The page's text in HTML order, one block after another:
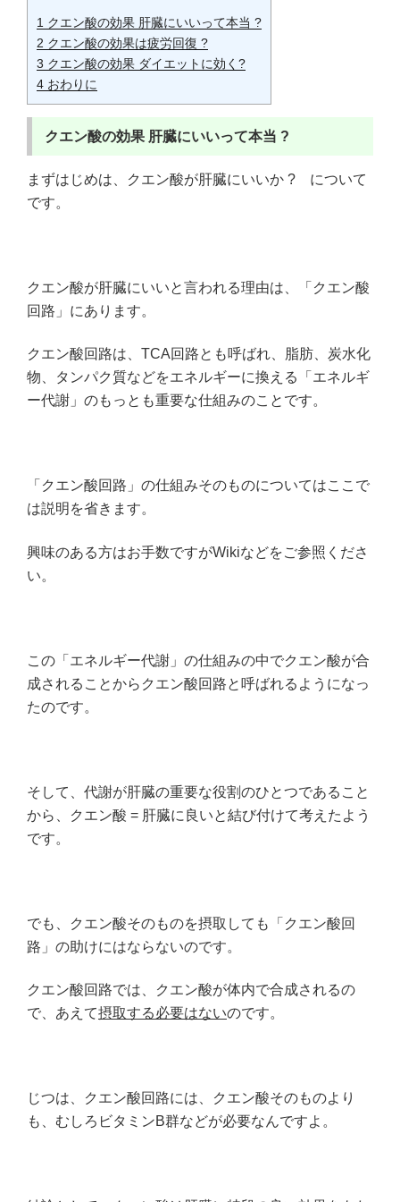
1 クエン酸の効果 肝臓にいいって本当 ?
2 クエン酸の効果は疲労回復 ?
3 クエン酸の効果 ダイエットに効く?
4 おわりに
クエン酸の効果 肝臓にいいって本当 ?
まずはじめは、クエン酸が肝臓にいいか ? について
です。
クエン酸が肝臓にいいと言われる理由は、「クエン酸
回路」にあります。
クエン酸回路は、TCA回路とも呼ばれ、脂肪、炭水化
物、タンパク質などをエネルギーに換える「エネルギ
ー代謝」のもっとも重要な仕組みのことです。
「クエン酸回路」の仕組みそのものについてはここで
は説明を省きます。
興味のある方はお手数ですがWikiなどをご参照くださ
い。
この「エネルギー代謝」の仕組みの中でクエン酸が合
成されることからクエン酸回路と呼ばれるようになっ
たのです。
そして、代謝が肝臓の重要な役割のひとつであること
から、クエン酸 = 肝臓に良いと結び付けて考えたよう
です。
でも、クエン酸そのものを摂取しても「クエン酸回
路」の助けにはならないのです。
クエン酸回路では、クエン酸が体内で合成されるの
で、あえて摂取する必要はないのです。
じつは、クエン酸回路には、クエン酸そのものより
も、むしろビタミンB群などが必要なんですよ。